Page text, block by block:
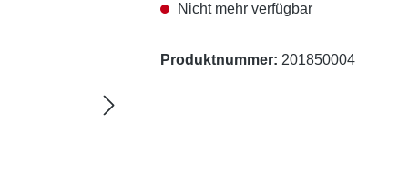
Nicht mehr verfügbar
Produktnummer: 201850004